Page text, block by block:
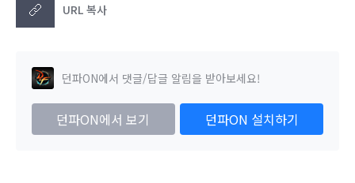
URL 복사
던파ON에서 댓글/답글 알림을 받아보세요!
던파ON에서 보기 던파ON 설치하기